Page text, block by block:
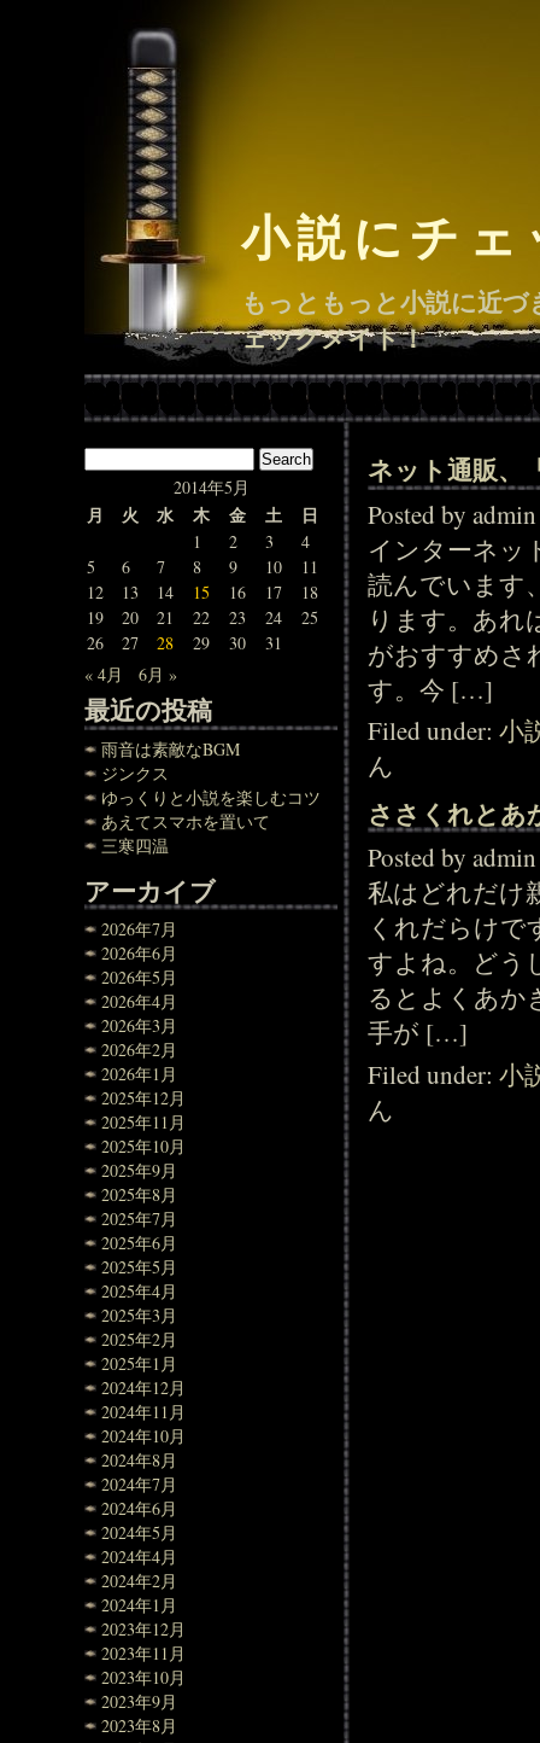
小説にチ
もっともっと小説に近
ェックメイト！
2014年5月
月 火 水 木 金 土 日
1 2 3
4
5
6 7 8 9 10
11
12
13 14 15 16 17
18
19
20 21 22 23 24
25
26
27 28 29 30
31
« 4月
6月 »
最近の投稿
雨音は素敵なBGM
ジンクス
ゆっくりと小説を楽しむコツ
あえてスマホを置いて
三寒四温
アーカイブ
2026年7月
2026年6月
2026年5月
2026年4月
2026年3月
2026年2月
2026年1月
2025年12月
2025年11月
2025年10月
2025年9月
2025年8月
2025年7月
2025年6月
2025年5月
2025年4月
2025年3月
2025年2月
2025年1月
2024年12月
2024年11月
2024年10月
2024年8月
2024年7月
2024年6月
2024年5月
2024年4月
2024年2月
2024年1月
2023年12月
2023年11月
2023年10月
2023年9月
2023年8月
ネット通販、
Posted by
インターネッ
読んでいます
ります。あれ
がおすすめさ
す。今 […]
Filed under:小
ん
ささくれとあ
Posted by
私はどれだけ
くれだらけで
すよね。どう
るとよくあか
手が […]
Filed under:小
ん